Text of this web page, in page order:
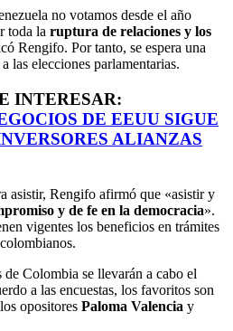
no votamos desde el año
toda la ruptura de relaciones y los
Rengifo. Por tanto, se espera una
las elecciones parlamentarias.
INTERESAR:
DE EEUU SIGUE
ALIANZAS
asistir, Rengifo afirmó que «asistir y
y de fe en la democracia».
vigentes los beneficios en trámites
Colombia se llevarán a cabo el
a las encuestas, los favoritos son
opositores Paloma Valencia y